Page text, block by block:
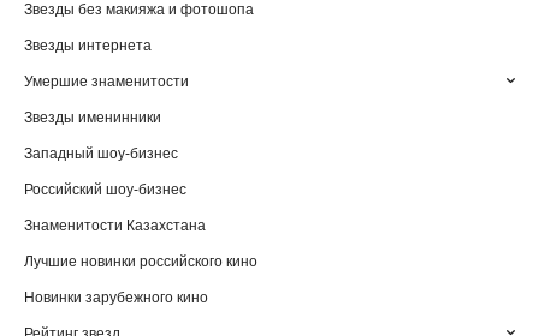
Звезды без макияжа и фотошопа
Звезды интернета
Умершие знаменитости
Звезды именинники
Западный шоу-бизнес
Российский шоу-бизнес
Знаменитости Казахстана
Лучшие новинки российского кино
Новинки зарубежного кино